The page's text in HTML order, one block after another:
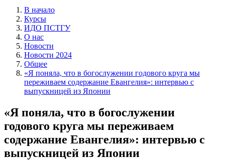
В начало
Курсы
ИДО ПСТГУ
О нас
Новости
Новости 2024
Общее
«Я поняла, что в богослужении годового круга мы
переживаем содержание Евангелия»: интервью с
выпускницей из Японии
«Я поняла, что в богослужении
годового круга мы переживаем
содержание Евангелия»: интервью с
выпускницей из Японии